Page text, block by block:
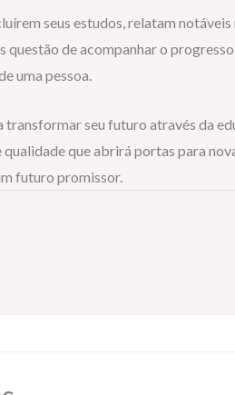
seus estudos, relatam
de acompanhar o
uma pessoa.
seu futuro através da
que abrirá portas para
futuro promissor.